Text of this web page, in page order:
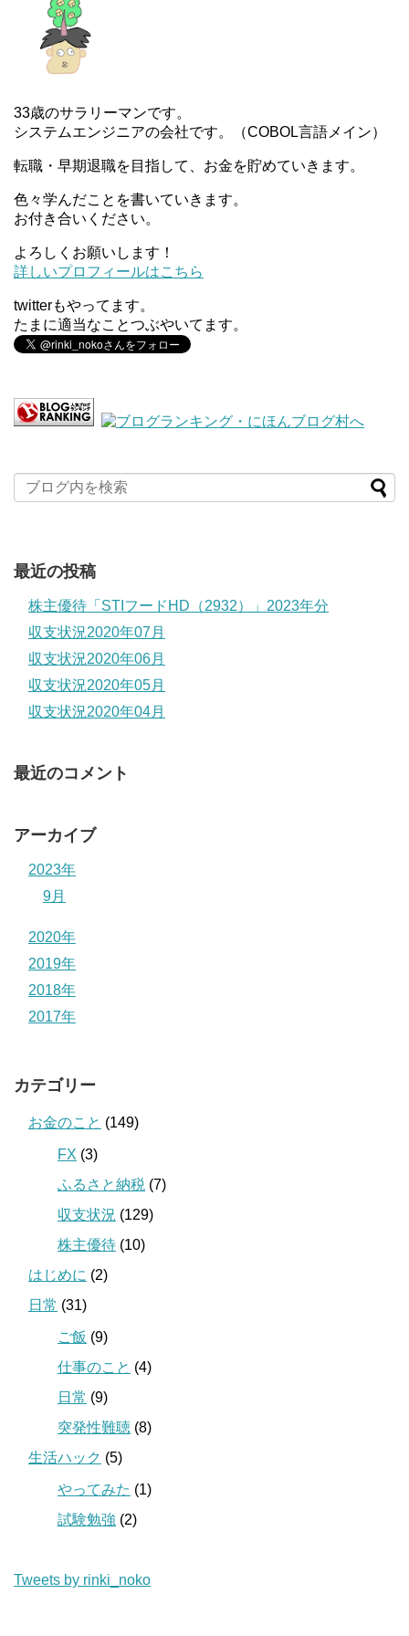
33歳のサラリーマンです。
システムエンジニアの会社です。（COBOL言語メイン）
転職・早期退職を目指して、お金を貯めていきます。
色々学んだことを書いていきます。
お付き合いください。
よろしくお願いします！
詳しいプロフィールはこちら
twitterもやってます。
たまに適当なことつぶやいてます。
最近の投稿
株主優待「STIフードHD（2932）」2023年分
収支状況2020年07月
収支状況2020年06月
収支状況2020年05月
収支状況2020年04月
最近のコメント
アーカイブ
2023年
9月
2020年
2019年
2018年
2017年
カテゴリー
お金のこと (149)
FX (3)
ふるさと納税 (7)
収支状況 (129)
株主優待 (10)
はじめに (2)
日常 (31)
ご飯 (9)
仕事のこと (4)
日常 (9)
突発性難聴 (8)
生活ハック (5)
やってみた (1)
試験勉強 (2)
Tweets by rinki_noko